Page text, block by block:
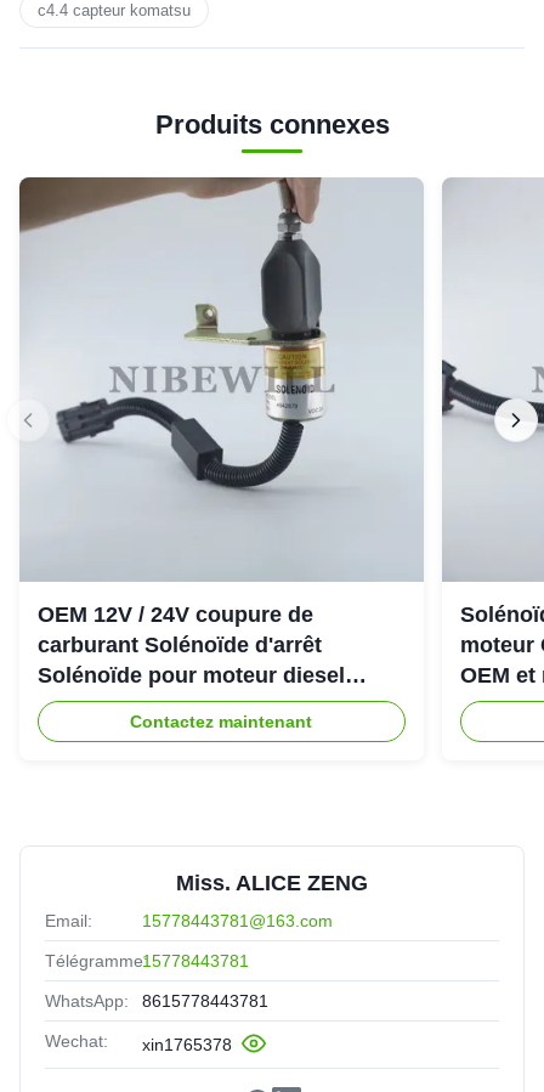
c4.4 capteur komatsu
Produits connexes
OEM 12V / 24V coupure de
carburant Solénoïde d'arrêt
Solénoïde pour moteur diesel
Cummins 6CT
Contactez maintenant
moteur
OEM
Miss. ALICE ZENG
Email: 15778443781@163.com
Télégramme:15778443781
WhatsApp: 8615778443781
Wechat: xin1765378